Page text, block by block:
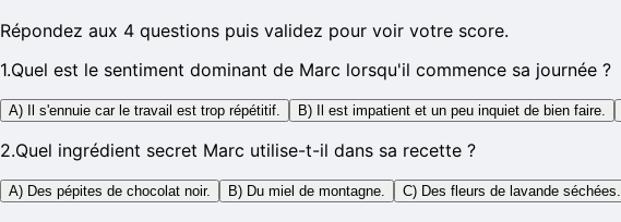
Répondez aux 4 questions puis validez pour voir votre score.
1.Quel est le sentiment dominant de Marc lorsqu'il commence sa journée ?
A) Il s'ennuie car le travail est trop répétitif. B) Il est impatient et un peu inquiet de bien faire.
2.Quel ingrédient secret Marc utilise-t-il dans sa recette ?
A) Des pépites de chocolat noir. B) Du miel de montagne. C) Des fleurs de lavande séchées.